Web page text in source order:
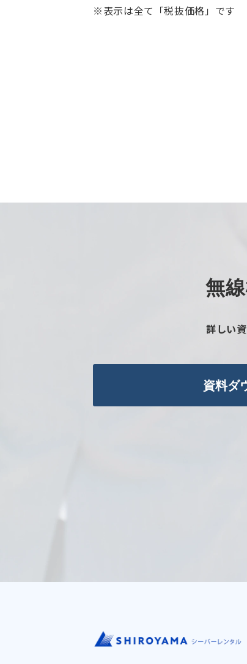
※表示は全て「税抜価格」です
無
詳しい
資料ダ